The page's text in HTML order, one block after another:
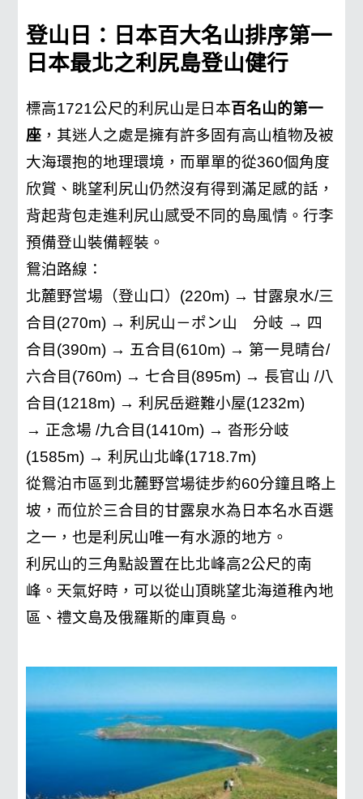
登山日：日本百大名山排序第一
日本最北之利尻島登山健行
標高1721公尺的利尻山是日本百名山的第一
座 ，其迷人之處是擁有許多固有高山植物及被
大海環抱的地理環境，而單單的從360個角度
欣賞、眺望利尻山仍然沒有得到滿足感的話，
背起背包走進利尻山感受不同的島風情。行李
預備登山裝備輕裝。
鴛泊路線：
北麓野営場（登山口）(220m) → 甘露泉水/三
合目(270m) → 利尻山－ポン山 分岐 → 四
合目(390m) → 五合目(610m) → 第一見晴台/
六合目(760m) → 七合目(895m) → 長官山 /八
合目(1218m) → 利尻岳避難小屋(1232m)
→ 正念場 /九合目(1410m) → 沓形分岐
(1585m) → 利尻山北峰(1718.7m)
從鴛泊市區到北麓野営場徒步約60分鐘且略上
坡，而位於三合目的甘露泉水為日本名水百選
之一，也是利尻山唯一有水源的地方。
利尻山的三角點設置在比北峰高2公尺的南
峰。天氣好時，可以從山頂眺望北海道稚內地
區、禮文島及俄羅斯的庫頁島。